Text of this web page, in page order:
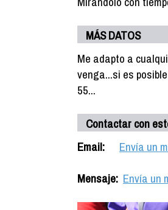
MÁS DATOS
Me adapto a
venga...si es
55...
Contactar con
Email:
Envía un
Mensaje: Envía un